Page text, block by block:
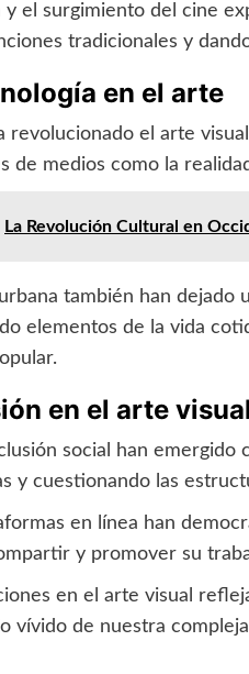
el surgimiento del cine
tradicionales y
en el arte
revolucionado el arte
de medios como la
La Revolución Cultural en
también han dejado
elementos de la vida
en el arte visual
social han
y cuestionando las
en línea han
y promover su
en el arte visual
vívido de nuestra